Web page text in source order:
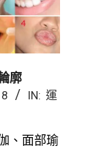
廓
IN: 運
、面部瑜